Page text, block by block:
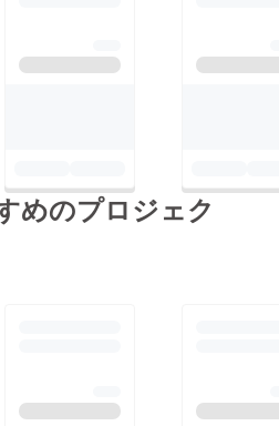
めのプロジェク